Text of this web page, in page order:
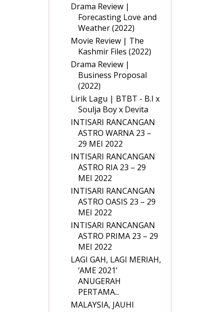
Drama Review |
Forecasting Love and
Weather (2022)
Movie Review | The
Kashmir Files (2022)
Drama Review |
Business Proposal
(2022)
Lirik Lagu | BTBT - B.I x
Soulja Boy x Devita
INTISARI RANCANGAN
ASTRO WARNA 23 –
29 MEI 2022
INTISARI RANCANGAN
ASTRO RIA 23 – 29
MEI 2022
INTISARI RANCANGAN
ASTRO OASIS 23 – 29
MEI 2022
INTISARI RANCANGAN
ASTRO PRIMA 23 – 29
MEI 2022
LAGI GAH, LAGI MERIAH,
‘AME 2021’
ANUGERAH
PERTAMA...
MALAYSIA, JAUHI